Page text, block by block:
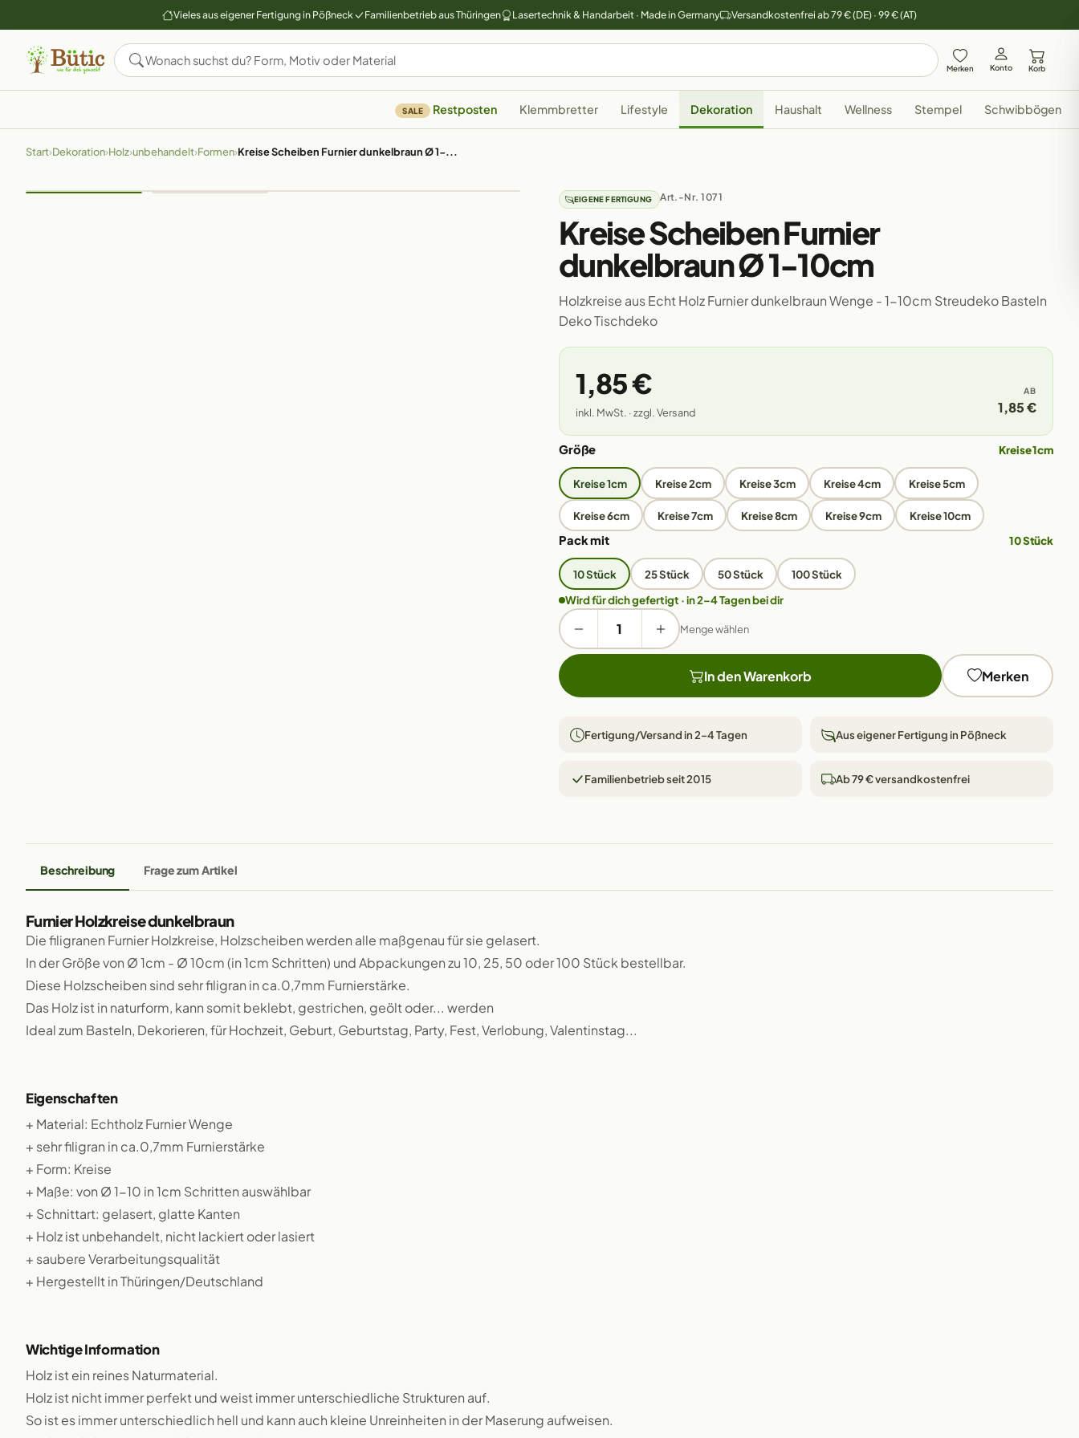
Vieles aus eigener Fertigung in Pößneck Familienbetrieb aus Thüringen Lasertechnik & Handarbeit · Made in Germany Versandkostenfrei ab 79 € (DE) · 99 € (AT)
Merken Konto Korb
SALE Restposten Klemmbretter Lifestyle Dekoration Haushalt Wellness Stempel Schwibbögen
Start›Dekoration›Holz›unbehandelt›Formen›Kreise Scheiben Furnier dunkelbraun Ø 1-...
EIGENE FERTIGUNG Art.-Nr. 1071
Kreise Scheiben Furnier
dunkelbraun Ø 1-10cm
Holzkreise aus Echt Holz Furnier dunkelbraun Wenge - 1-10cm Streudeko Basteln
Deko Tischdeko
1,85 €
inkl. MwSt. · zzgl. Versand
AB
1,85 €
Größe Kreise 1cm
Kreise 1cm Kreise 2cm Kreise 3cm Kreise 4cm Kreise 5cm
Kreise 6cm Kreise 7cm Kreise 8cm Kreise 9cm Kreise 10cm
Pack mit 10 Stück
10 Stück 25 Stück 50 Stück
100 Stück
Wird für dich gefertigt · in 2–4 Tagen bei dir
Menge wählen
In den Warenkorb Merken
Fertigung/Versand in 2–4 Tagen Aus eigener Fertigung in Pößneck
Familienbetrieb seit 2015 Ab 79 € versandkostenfrei
Beschreibung Frage zum Artikel
Furnier Holzkreise dunkelbraun
Die filigranen Furnier Holzkreise, Holzscheiben werden alle maßgenau für sie gelasert.
In der Größe von Ø 1cm - Ø 10cm (in 1cm Schritten) und Abpackungen zu 10, 25, 50 oder 100 Stück bestellbar.
Diese Holzscheiben sind sehr filigran in ca.0,7mm Furnierstärke.
Das Holz ist in naturform, kann somit beklebt, gestrichen, geölt oder... werden
Ideal zum Basteln, Dekorieren, für Hochzeit, Geburt, Geburtstag, Party, Fest, Verlobung, Valentinstag...
Eigenschaften
+ Material: Echtholz Furnier Wenge
+ sehr filigran in ca.0,7mm Furnierstärke
+ Form: Kreise
+ Maße: von Ø 1-10 in 1cm Schritten auswählbar
+ Schnittart: gelasert, glatte Kanten
+ Holz ist unbehandelt, nicht lackiert oder lasiert
+ saubere Verarbeitungsqualität
+ Hergestellt in Thüringen/Deutschland
Wichtige Information
Holz ist ein reines Naturmaterial.
Holz ist nicht immer perfekt und weist immer unterschiedliche Strukturen auf.
So ist es immer unterschiedlich hell und kann auch kleine Unreinheiten in der Maserung aufweisen.